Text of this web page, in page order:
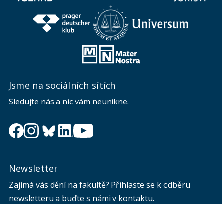
Jsme na sociálních sítích
Sledujte nás a nic vám neunikne.
Newsletter
Zajímá vás dění na fakultě? Přihlaste se k odběru
newsletteru a buďte s námi v kontaktu.